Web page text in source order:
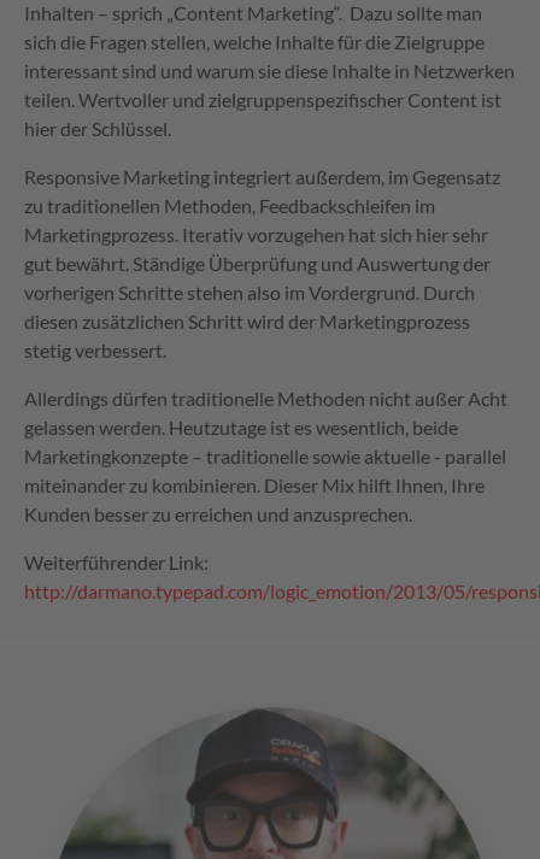
Inhalten – sprich „Content Marketing“. Dazu sollte man
sich die Fragen stellen, welche Inhalte für die Zielgruppe
interessant sind und warum sie diese Inhalte in Netzwerken
teilen. Wertvoller und zielgruppenspezifischer Content ist
hier der Schlüssel.
Responsive Marketing integriert außerdem, im Gegensatz
zu traditionellen Methoden, Feedbackschleifen im
Marketingprozess. Iterativ vorzugehen hat sich hier sehr
gut bewährt. Ständige Überprüfung und Auswertung der
vorherigen Schritte stehen also im Vordergrund. Durch
diesen zusätzlichen Schritt wird der Marketingprozess
stetig verbessert.
Allerdings dürfen traditionelle Methoden nicht außer Acht
gelassen werden. Heutzutage ist es wesentlich, beide
Marketingkonzepte – traditionelle sowie aktuelle - parallel
miteinander zu kombinieren. Dieser Mix hilft Ihnen, Ihre
Kunden besser zu erreichen und anzusprechen.
Weiterführender Link:
http://darmano.typepad.com/logic_emotion/2013/05/